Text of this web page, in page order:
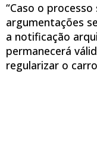
“Caso o
argumentações
a notificação
permanecerá
regularizar o